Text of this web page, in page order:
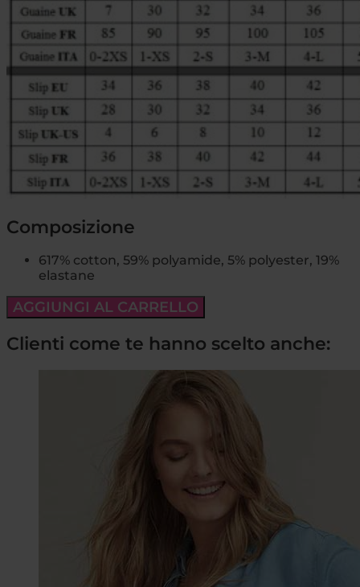
Composizione
617% cotton, 59% polyamide, 5% polyester, 19%
elastane
AGGIUNGI AL CARRELLO
Clienti come te hanno scelto anche: